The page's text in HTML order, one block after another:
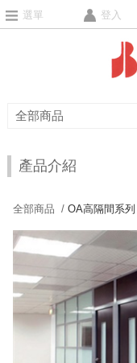
選單 登入
全部商品
產品介紹
全部商品 /OA高隔間系列